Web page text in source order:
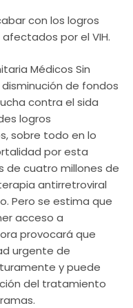
con los logros
por el VIH.
Médicos Sin
de fondos
contra el sida
logros
sobre todo en lo
por esta
de cuatro millones de
antirretroviral
Pero se estima que
acceso a
provocará que
urgente de
y puede
del tratamiento